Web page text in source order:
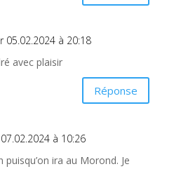
05.02.2024 à 20:18
avec plaisir
Réponse
à 10:26
puisqu’on ira au Morond. Je